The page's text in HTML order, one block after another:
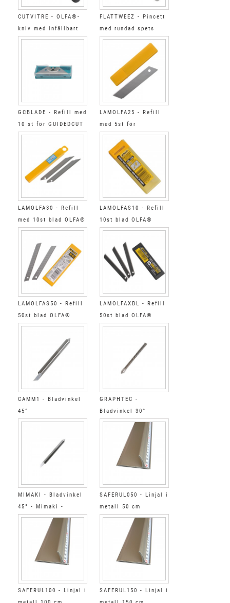
CUTVITRE - OLFA®-
kniv med infällbart
blad
FLATTWEEZ - Pincett
med rundad spets
GCBLADE - Refill med
10 st för GUIDEDCUT
LAMOLFA25 - Refill
med 5st för
CUTOLFA25
LAMOLFA30 - Refill
med 10st blad OLFA®
LAMOLFAS10 - Refill
10st blad OLFA®
LAMOLFAS50 - Refill
50st blad OLFA®
LAMOLFAXBL - Refill
50st blad OLFA®
CAMM1 - Bladvinkel
45°
GRAPHTEC -
Bladvinkel 30°
MIMAKI - Bladvinkel
45° - Mimaki -
Summagraphic
SAFERUL050 - Linjal i
metall 50 cm
SAFERUL100 - Linjal i
SAFERUL150 - Linjal i